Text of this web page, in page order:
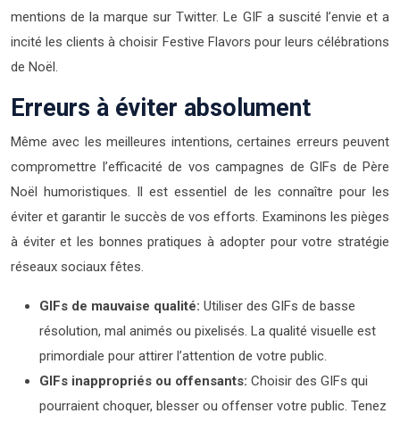
mentions de la marque sur Twitter. Le GIF a suscité l’envie et a
incité les clients à choisir Festive Flavors pour leurs célébrations
de Noël.
Erreurs à éviter absolument
Même avec les meilleures intentions, certaines erreurs peuvent
compromettre l’efficacité de vos campagnes de GIFs de Père
Noël humoristiques. Il est essentiel de les connaître pour les
éviter et garantir le succès de vos efforts. Examinons les pièges
à éviter et les bonnes pratiques à adopter pour votre stratégie
réseaux sociaux fêtes.
GIFs de mauvaise qualité: Utiliser des GIFs de basse
résolution, mal animés ou pixelisés. La qualité visuelle est
primordiale pour attirer l’attention de votre public.
GIFs inappropriés ou offensants: Choisir des GIFs qui
pourraient choquer, blesser ou offenser votre public. Tenez